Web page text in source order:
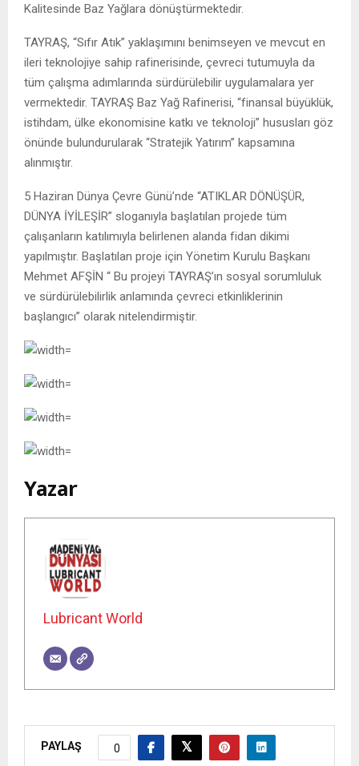
Kalitesinde Baz Yağlara dönüştürmektedir.
TAYRAŞ, “Sıfır Atık” yaklaşımını benimseyen ve mevcut en
ileri teknolojiye sahip rafinerisinde, çevreci tutumuyla da
tüm çalışma adımlarında sürdürülebilir uygulamalara yer
vermektedir. TAYRAŞ Baz Yağ Rafinerisi, “finansal büyüklük,
istihdam, ülke ekonomisine katkı ve teknoloji” hususları göz
önünde bulundurularak “Stratejik Yatırım” kapsamına
alınmıştır.
5 Haziran Dünya Çevre Günü’nde “ATIKLAR DÖNÜŞÜR,
DÜNYA İYİLEŞİR” sloganıyla başlatılan projede tüm
çalışanların katılımıyla belirlenen alanda fidan dikimi
yapılmıştır. Başlatılan proje için Yönetim Kurulu Başkanı
Mehmet AFŞİN “ Bu projeyi TAYRAŞ’ın sosyal sorumluluk
ve sürdürülebilirlik anlamında çevreci etkinliklerinin
başlangıcı” olarak nitelendirmiştir.
Yazar
Lubricant World
PAYLAŞ 0